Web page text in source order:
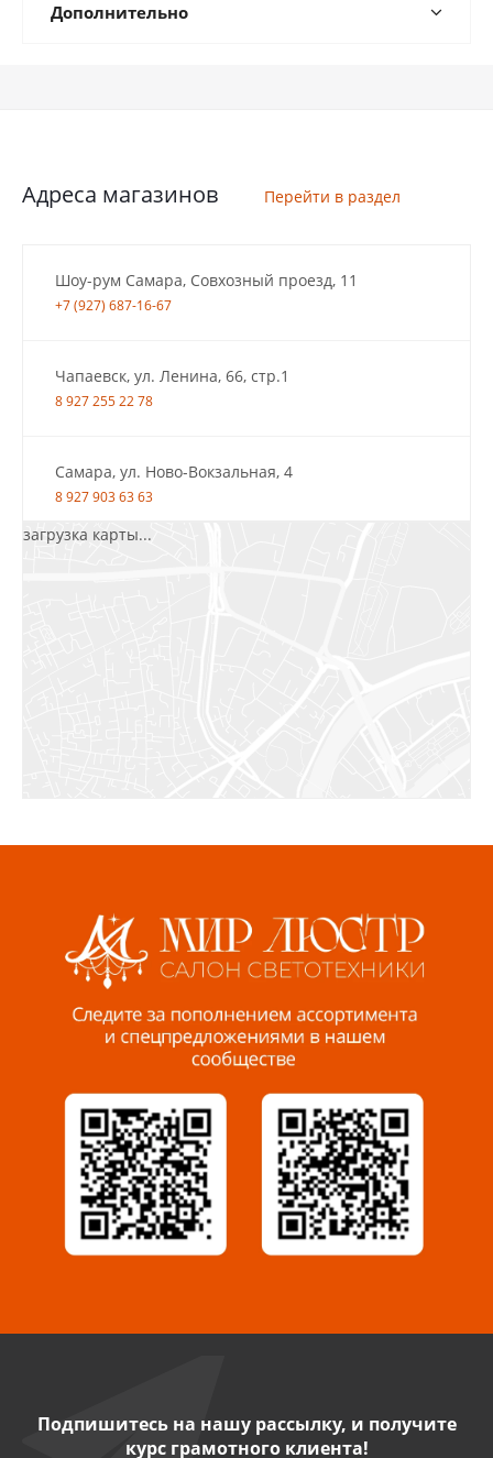
Дополнительно
Адреса магазинов Перейти в раздел
Шоу-рум Самара, Совхозный проезд, 11
+7 (927) 687-16-67
Чапаевск, ул. Ленина, 66, стр.1
8 927 255 22 78
Самара, ул. Ново-Вокзальная, 4
8 927 903 63 63
Пенза, ул. Пролетарская, 61 ТЦ "Стройбери"
Миасс, ул. Романенко, 95
8 922 500 30 39
Сызрань, ул. Декабристов, 1А
8 927 009 54 63
Саратов, ул. Танкистов, 37 (БЦ «Дикомп»)
Нефтекамск, ул. Ленина, 62
загрузка карты...
Подпишитесь на нашу рассылку, и получите
курс грамотного клиента!